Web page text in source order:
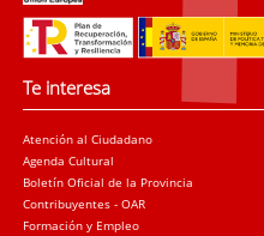
Te interesa
Atención al Ciudadano
Agenda Cultural
Boletín Oficial de la Provincia
Contribuyentes - OAR
Formación y Empleo